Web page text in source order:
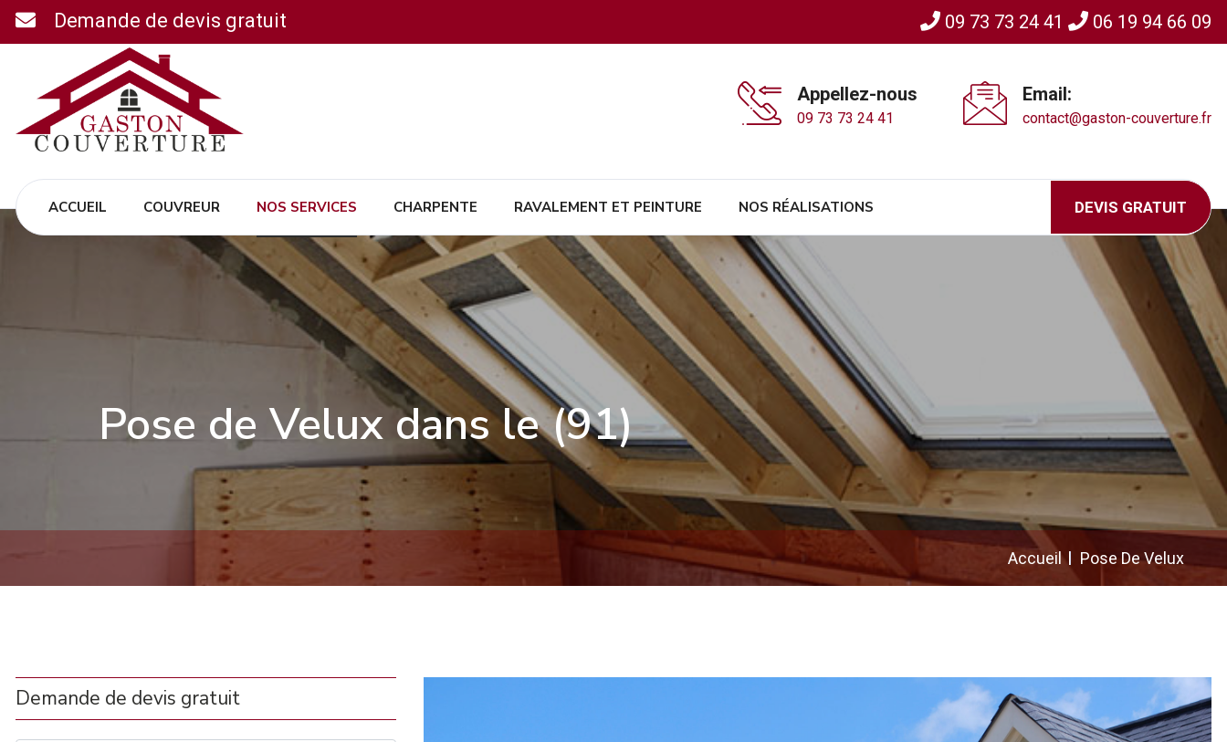
Demande de devis gratuit 09 73 73 24 41 06 19 94 66 09
Appellez-nous
09 73 73 24 41
Email:
contact@gaston-couverture.fr
ACCUEIL COUVREUR NOS SERVICES CHARPENTE RAVALEMENT ET PEINTURE NOS RÉALISATIONS DEVIS GRATUIT
Pose de Velux dans le (91)
Pose De Velux
Accueil
Demande de devis gratuit